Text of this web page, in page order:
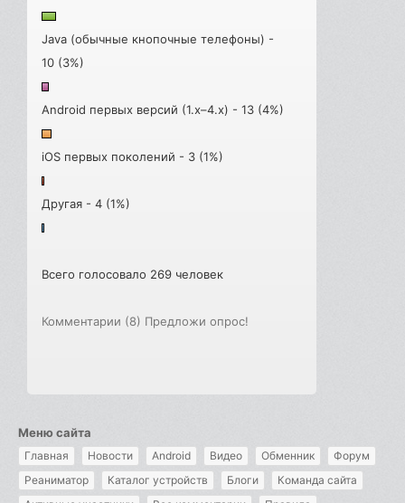
Java (обычные кнопочные телефоны) -
10 (3%)
Android первых версий (1.x–4.x) - 13 (4%)
iOS первых поколений - 3 (1%)
Другая - 4 (1%)
Всего голосовало 269 человек
Комментарии (8) Предложи опрос!
Меню сайта
Главная Новости Android Видео Обменник
Форум
Реаниматор
Каталог устройств Блоги
Команда сайта